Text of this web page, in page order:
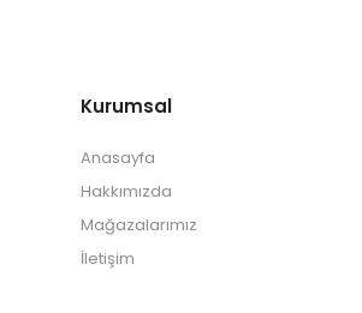
Kurumsal
Anasayfa
Hakkımızda
Mağazalarımız
İletişim